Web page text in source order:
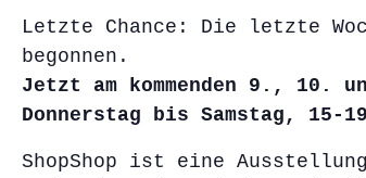
Letzte Chance: Die letzte
begonnen.
Jetzt am kommenden 9., 10.
Donnerstag bis Samstag, 15-
ShopShop ist eine